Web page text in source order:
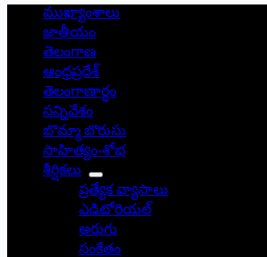
ముఖ్యాంశాలు
జాతీయం
తెలంగాణ
ఆంధ్రప్రదేశ్
తెలంగాణార్థం
సన్నివేశం
బొమ్మా బొరుసు
సాహిత్యం-శోభ
శీర్షికలు
ప్రత్యేక వ్యాసాలు
ఎడిటోరియల్
అరుగు
సంకేతం